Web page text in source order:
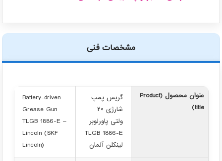
مشخصات فنی
عنوان محصول (Product
title)
گریس پمپ
شارژی ۲۰
ولتی پاورلوبر
TLGB 1886-E
لینکلن آلمان
Battery-driven
Grease Gun
TLGB 1886-E –
Lincoln (SKF
Lincoln)